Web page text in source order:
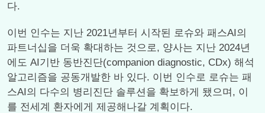
다.
이번 인수는 지난 2021년부터 시작된 로슈와 패스AI의
파트너십을 더욱 확대하는 것으로, 양사는 지난 2024년
에도 AI기반 동반진단(companion diagnostic, CDx) 해석
알고리즘을 공동개발한 바 있다. 이번 인수로 로슈는 패
스AI의 다수의 병리진단 솔루션을 확보하게 됐으며, 이
를 전세계 환자에게 제공해나갈 계획이다.